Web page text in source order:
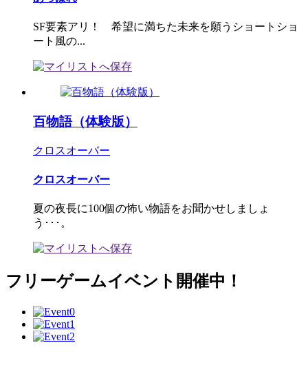
SF要素アリ！ 希望に満ちた未来を願うショートショ
ート風の...
百物語（体験版）
クロスオーバー
クロスオーバー
夏の夜長に100個の怖い物語をお聞かせしましょ
う･･･。
フリーゲームイベント開催中！